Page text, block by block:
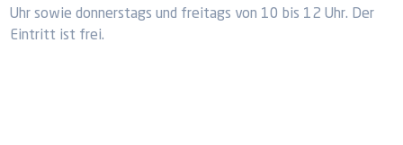
Uhr sowie donnerstags und freitags von 10 bis 12 Uhr. Der
Eintritt ist frei.